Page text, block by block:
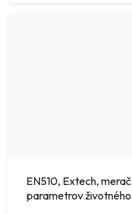
EN510, Extech, merač
parametrov životného